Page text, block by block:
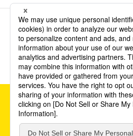
ソーシャルメディアアカウント一覧
サイトご利用にあたってウェブアクセ
個人情報保護方針カスタマーハラスメ